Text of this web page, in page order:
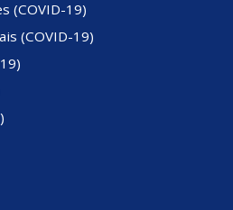
(COVID-19)
(COVID-19)